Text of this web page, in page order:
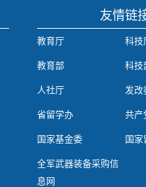
友情链
教育厅 科技
教育部 科技
人社厅 发改
省留学办 共产
国家基金委 国
全军武器装备采购信
息网